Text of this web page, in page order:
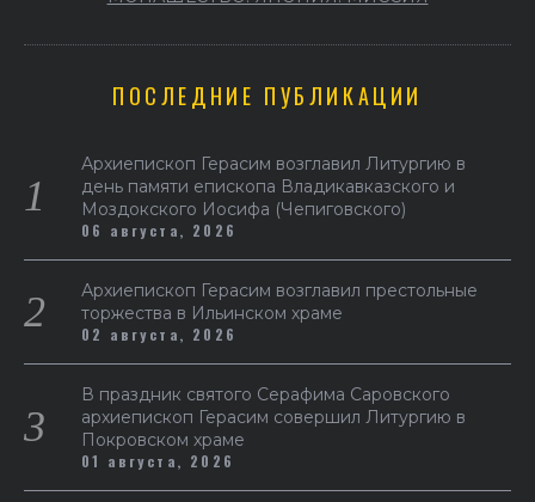
ПОСЛЕДНИЕ ПУБЛИКАЦИИ
Архиепископ Герасим возглавил Литургию в
день памяти епископа Владикавказского и
Моздокского Иосифа (Чепиговского)
06 августа, 2026
Архиепископ Герасим возглавил престольные
торжества в Ильинском храме
02 августа, 2026
В праздник святого Серафима Саровского
архиепископ Герасим совершил Литургию в
Покровском храме
01 августа, 2026